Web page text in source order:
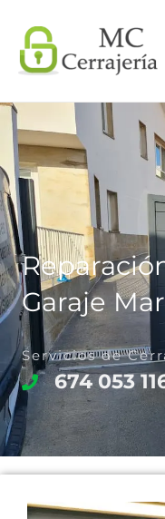
contenido
Garaje
Servicios de
674 053